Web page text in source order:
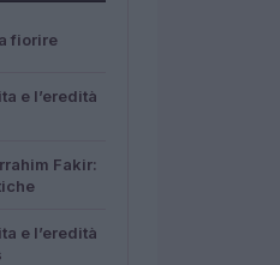
fiorire
e l’eredità
Fakir:
e l’eredità